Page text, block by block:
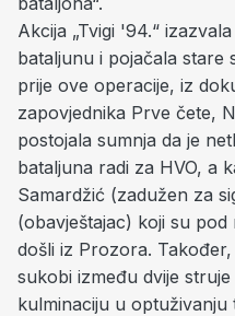
Akcija „Tvigi '94.“
bataljunu i pojačala stare
prije ove operacije, iz
zapovjednika Prve čete,
postojala sumnja da je
bataljuna radi za HVO, a
Samardžić (zadužen za
(obavještajac) koji su
došli iz Prozora.
sukobi između dvije
kulminaciju u